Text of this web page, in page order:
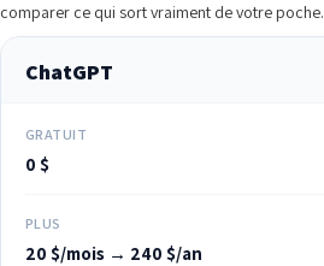
comparer ce qui sort vraiment de votre poche.
ChatGPT
GRATUIT
0 $
PLUS
20 $/mois → 240 $/an